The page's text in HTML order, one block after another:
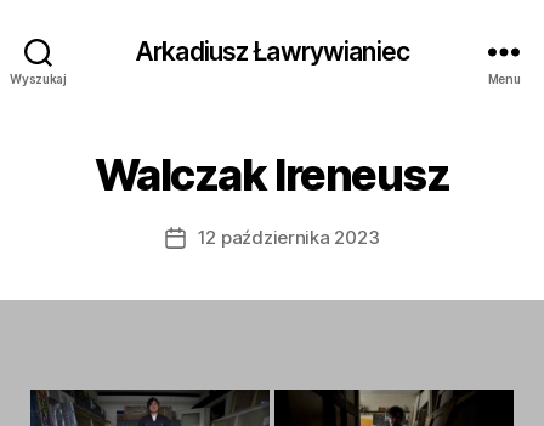
Wyszukaj
Arkadiusz Ławrywianiec
Menu
Walczak Ireneusz
Data12 października 2023